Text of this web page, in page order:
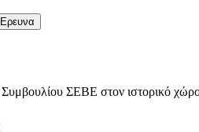
Συμβουλίου ΣΕΒΕ στον ιστορικό